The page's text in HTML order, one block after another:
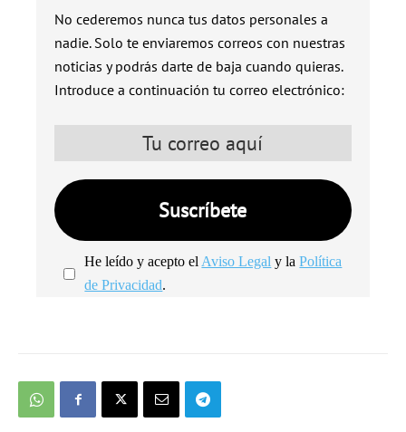
No cederemos nunca tus datos personales a
nadie. Solo te enviaremos correos con nuestras
noticias y podrás darte de baja cuando quieras.
Introduce a continuación tu correo electrónico:
He leído y acepto el Aviso Legal y laPolítica
de Privacidad.